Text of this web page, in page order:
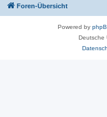
Foren-Übersicht
Powered by
Deutsche